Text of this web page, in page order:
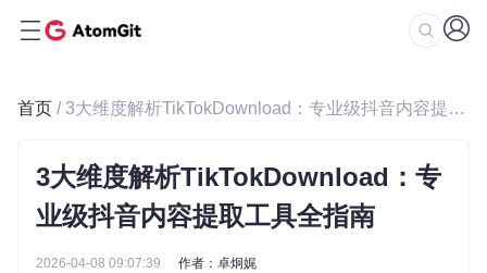
首页 / 3大维度解析TikTokDownload：专业级抖音内容提取工具全指南
3大维度解析TikTokDownload：专
业级抖音内容提取工具全指南
2026-04-08 09:07:39 作者：卓炯娓